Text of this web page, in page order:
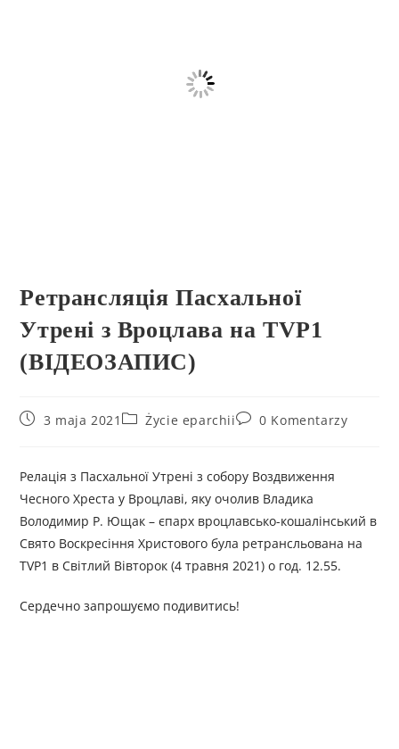
Ретрансляція Пасхальної
Утрені з Вроцлава на TVP1
(ВІДЕОЗАПИС)
3 maja 2021 Życie eparchii 0 Komentarzy
Релація з Пасхальної Утрені з собору Воздвиження
Чесного Хреста у Вроцлаві, яку очолив Владика
Володимир Р. Ющак – єпарх вроцлавсько-кошалінський в
Свято Воскресіння Христового була ретрансльована на
TVP1 в Світлий Вівторок (4 травня 2021) о год. 12.55.
Сердечно запрошуємо подивитись!